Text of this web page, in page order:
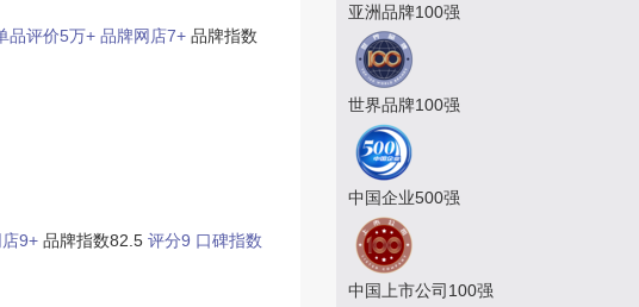
品评价5万+ 品牌网店7+ 品牌指数
9+ 品牌指数82.5 评分9 口碑指数
亚洲品牌100强
世界品牌100强
中国企业500强
中国上市公司100强